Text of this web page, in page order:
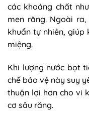
các khoáng chất như
men răng. Ngoài
khuẩn tự nhiên,
miệng.
Khi lượng nước bọt
chế bảo vệ này suy
thuận lợi hơn cho vi
cơ sâu răng.